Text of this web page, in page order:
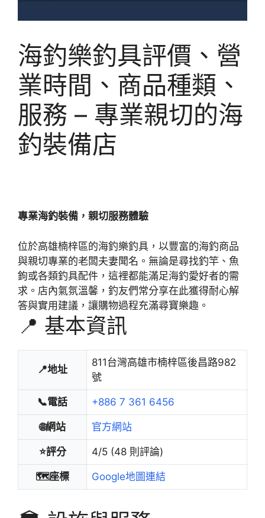
海釣樂釣具評價、營
業時間、商品種類、
服務 – 專業親切的海
釣裝備店
專業海釣裝備，親切服務體驗
位於高雄楠梓區的海釣樂釣具，以豐富的海釣商品
與親切專業的老闆夫妻聞名。無論是尋找釣竿、魚
鉤或各類釣具配件，這裡都能滿足海釣愛好者的需
求。店內氣氛溫馨，釣友們常分享在此獲得耐心解
答與實用建議，讓購物過程充滿尋寶樂趣。
📍 基本資訊
📍地址
811台灣高雄市楠梓區後昌路982
號
📞電話 +886 7 361 6456
🌐網站 官方網站
⭐評分 4/5 (48 則評論)
🗺️座標 Google地圖連結